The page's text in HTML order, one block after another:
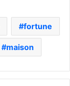
fortune
maison